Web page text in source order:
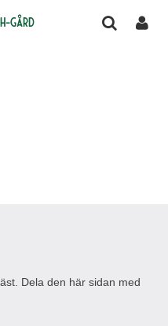
gård
Dela den här sidan med